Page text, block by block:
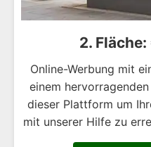
2.
Online-Werbung mit
einem
dieser Plattform um
mit unserer Hilfe zu